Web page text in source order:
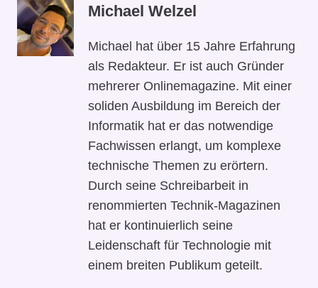
Michael Welzel
Michael hat über 15 Jahre Erfahrung
als Redakteur. Er ist auch Gründer
mehrerer Onlinemagazine. Mit einer
soliden Ausbildung im Bereich der
Informatik hat er das notwendige
Fachwissen erlangt, um komplexe
technische Themen zu erörtern.
Durch seine Schreibarbeit in
renommierten Technik-Magazinen
hat er kontinuierlich seine
Leidenschaft für Technologie mit
einem breiten Publikum geteilt.